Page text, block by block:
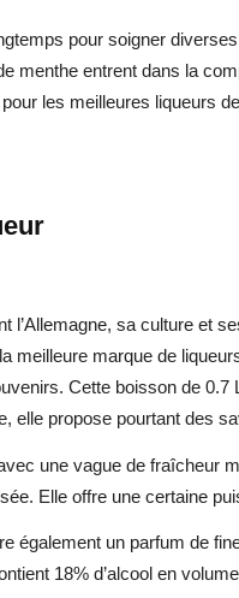
pour soigner
menthe entrent dans la
les meilleures liqueurs
l’Allemagne, sa culture et
la meilleure marque de
Cette boisson de 0.7
elle propose pourtant des
une vague de fraîcheur
Elle offre une certaine
également un parfum de
18% d’alcool en